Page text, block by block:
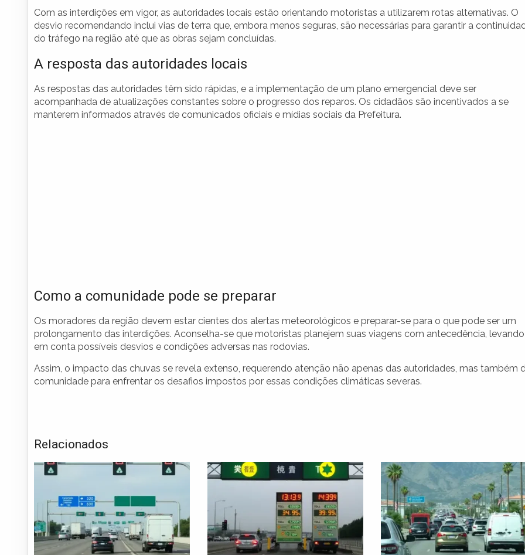
Com as interdições em vigor, as autoridades locais estão orientando motoristas a utilizarem rotas alternativas. O
desvio recomendando inclui vias de terra que, embora menos seguras, são necessárias para garantir a
do tráfego na região até que as obras sejam concluídas.
A resposta das autoridades locais
As respostas das autoridades têm sido rápidas, e a implementação de um plano emergencial deve ser
acompanhada de atualizações constantes sobre o progresso dos reparos. Os cidadãos são incentivados a se
manterem informados através de comunicados oficiais e mídias sociais da Prefeitura.
Como a comunidade pode se preparar
Os moradores da região devem estar cientes dos alertas meteorológicos e preparar-se para o que pode ser um
prolongamento das interdições. Aconselha-se que motoristas planejem suas viagens com antecedência, levando
em conta possíveis desvios e condições adversas nas rodovias.
Assim, o impacto das chuvas se revela extenso, requerendo atenção não apenas das autoridades, mas também
comunidade para enfrentar os desafios impostos por essas condições climáticas severas.
Relacionados